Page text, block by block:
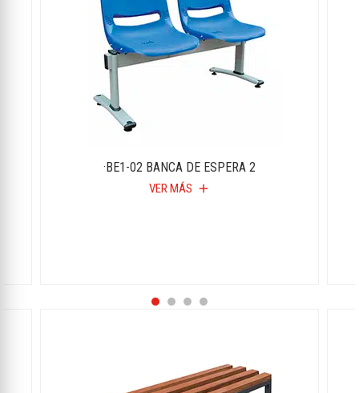
·BE1-02 BANCA DE ESPERA 2
VER MÁS add